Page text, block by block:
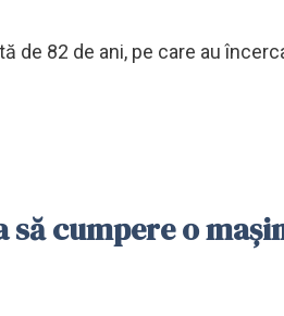
de 82 de ani, pe care au
cumpere o